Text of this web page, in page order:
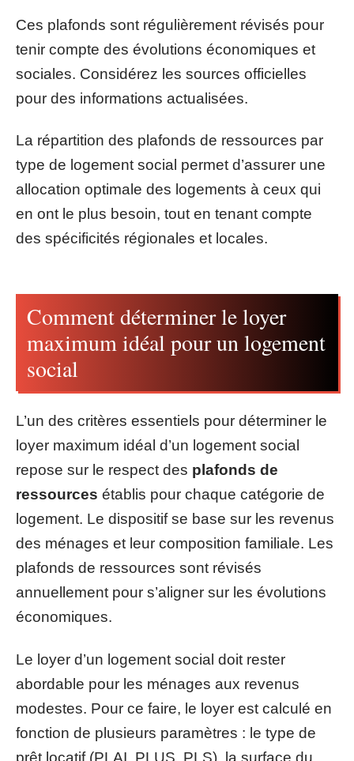
Ces plafonds sont régulièrement révisés pour
tenir compte des évolutions économiques et
sociales. Considérez les sources officielles
pour des informations actualisées.
La répartition des plafonds de ressources par
type de logement social permet d’assurer une
allocation optimale des logements à ceux qui
en ont le plus besoin, tout en tenant compte
des spécificités régionales et locales.
Comment déterminer le loyer
maximum idéal pour un logement
social
L’un des critères essentiels pour déterminer le
loyer maximum idéal d’un logement social
repose sur le respect des plafonds de
ressources établis pour chaque catégorie de
logement. Le dispositif se base sur les revenus
des ménages et leur composition familiale. Les
plafonds de ressources sont révisés
annuellement pour s’aligner sur les évolutions
économiques.
Le loyer d’un logement social doit rester
abordable pour les ménages aux revenus
modestes. Pour ce faire, le loyer est calculé en
fonction de plusieurs paramètres : le type de
prêt locatif (PLAI, PLUS, PLS), la surface du